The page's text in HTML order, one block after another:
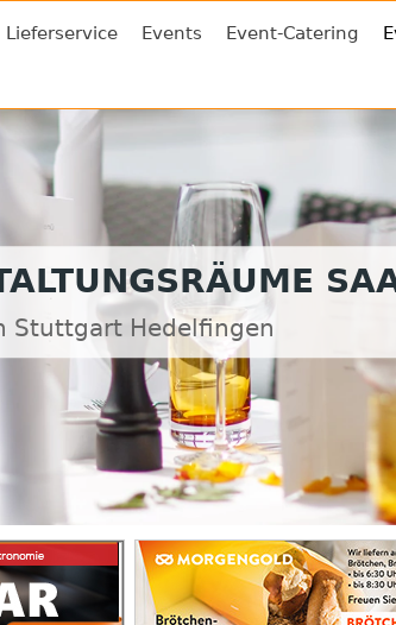
Lieferservice Events Event-Catering
Stuttgart Hedelfingen